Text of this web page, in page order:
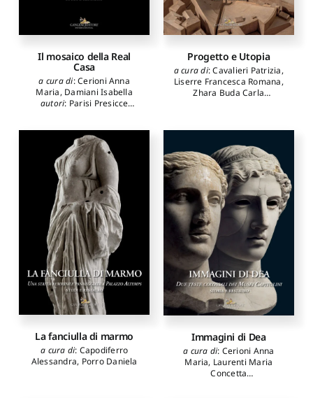
Il mosaico della Real
Casa
a cura di:Cerioni Anna
Maria, Damiani Isabella
autori: Parisi Presicce
Ficari Maurizio
Sinagra Francesca Romana
Massa Valeria,Cerioni Anna
Maria,De Santis Marina
Ferradini Alessandro
Poggi
Domenico ,De Marco
Roberta,Zelinotti Monica
Guglielmi Serena,Lombardi
Francesca
Progetto e Utopia
a cura di:Cavalieri Patrizia,
Liserre Francesca Romana,
Zhara Buda Carla
Iazurlo Paola,Scarpitti
Paolo,Galotta Giulia,Ioele
Marcella,Macro Natalia,
Fasciani Alessia,Vento
Martina,Rubino Angelo,
Santangelo Claudio,
Monteforte Isabella
Suatoni
Sandra,Garofalo Claudia
Corrao Alfredo
Sebastiani
Maria Letizia
La fanciulla di marmo
a cura di: Capodiferro
Alessandra, Porro Daniela
Immagini di Dea
a cura di: Cerioni Anna
Maria, Laurenti Maria
Concetta